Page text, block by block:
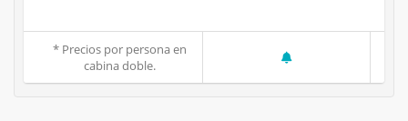
* Precios por persona en
cabina doble.